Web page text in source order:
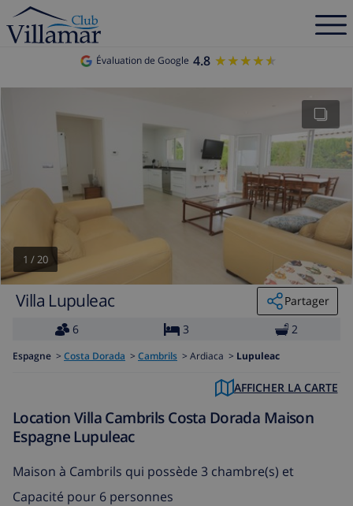
Évaluation de Google 4.8 ★★★★★
★★★★★
1 /20
Villa Lupuleac
Partager
6
3 2
Espagne > Costa Dorada > Cambrils > Ardiaca > Lupuleac
AFFICHER LA CARTE
Location Villa Cambrils Costa Dorada Maison
Espagne Lupuleac
Maison à Cambrils qui possède 3 chambre(s) et
Capacité pour 6 personnes